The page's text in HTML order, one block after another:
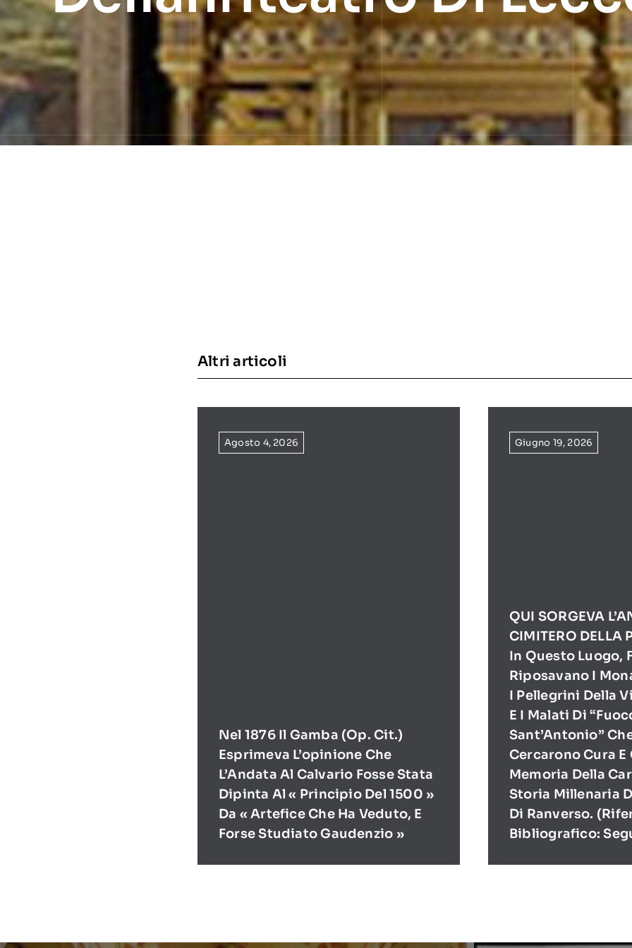
Altri articoli
Agosto 4, 2026
Nel 1876 Il Gamba (op. Cit.)
Esprimeva L’opinione Che
L’Andata Al Calvario Fosse Stata
Dipinta Al « Principio Del 1500 »
Da « Artefice Che Ha Veduto, E
Forse Studiato Gaudenzio »
Giugno 19, 2026
QUI SORGEVA
CIMITERO DELLA
In Questo Luogo,
Riposavano I
I Pellegrini Della
E I Malati Di
Sant’Antonio”
Cercarono Cura
Memoria Della
Storia Millenaria
Di Ranverso.
Bibliografico: